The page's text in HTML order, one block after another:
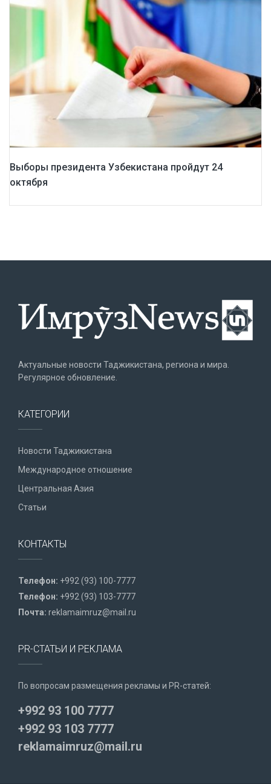
Выборы президента Узбекистана пройдут 24
октября
Актуальные новости Таджикистана, региона и мира.
Регулярное обновление.
КАТЕГОРИИ
Новости Таджикистана
Международное отношение
Центральная Азия
Статьи
КОНТАКТЫ
Телефон: +992 (93) 100-7777
Телефон: +992 (93) 103-7777
Почта: reklamaimruz@mail.ru
PR-СТАТЬИ И РЕКЛАМА
По вопросам размещения рекламы и PR-статей:
+992 93 100 7777
+992 93 103 7777
reklamaimruz@mail.ru